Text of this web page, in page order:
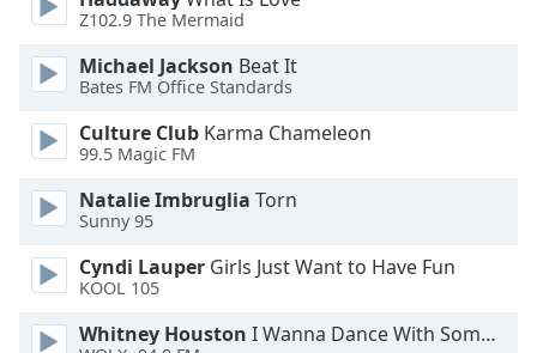
Style
Font
Reset
Done
Modal
Dialog
Z102.9 The Mermaid
Michael Jackson Beat It
Bates FM Office Standards
Culture Club Karma Chameleon
99.5 Magic FM
Natalie Imbruglia Torn
Sunny 95
Cyndi Lauper Girls Just Want to Have Fun
KOOL 105
Whitney Houston I Wanna Dance With Somebody